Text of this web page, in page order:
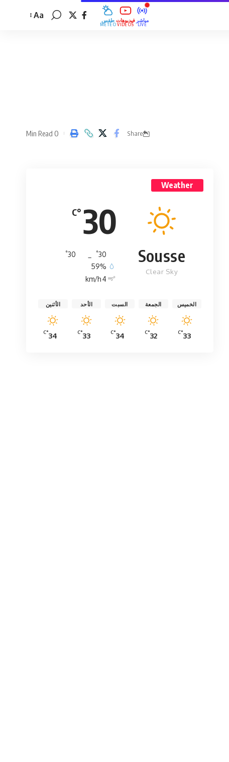
طقس
MÉTÉO
فيديوهات
VIDÉOS
مباشر
LIVE
Aa
Share
0 Min Read
Weather
30
°C
Sousse
Clear Sky
30
°
30
°
59%
4 km/h
الخميس
33
°C
الجمعة
32
°C
السبت
34
°C
الأحد
33
°C
الأثنين
34
°C